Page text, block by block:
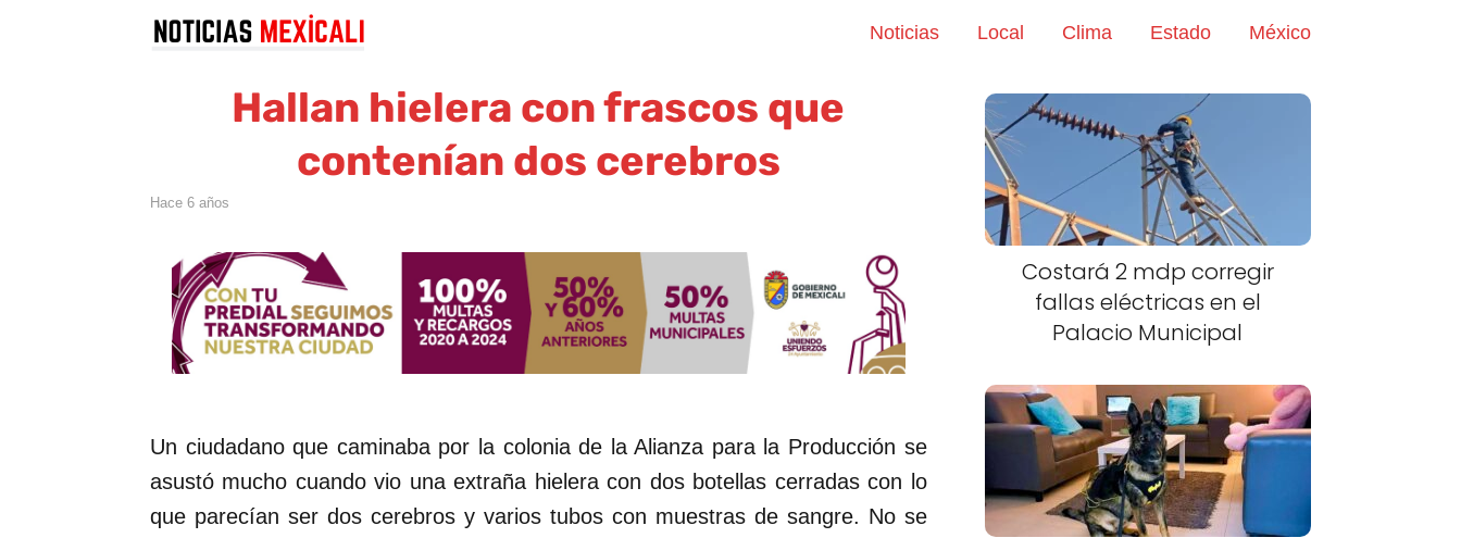
Noticias Local Clima Estado México
Hallan hielera con frascos que
contenían dos cerebros
hace 6 años
Un ciudadano que caminaba por la colonia de la Alianza para la Producción se
asustó mucho cuando vio una extraña hielera con dos botellas cerradas con lo
que parecían ser dos cerebros y varios tubos con muestras de sangre. No se
Costará 2 mdp corregir
fallas eléctricas en el
Palacio Municipal